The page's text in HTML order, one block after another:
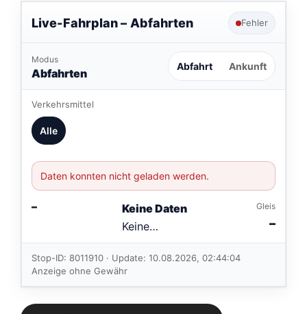
Live-Fahrplan – Abfahrten Fehler
Modus
Abfahrten Abfahrt Ankunft
Verkehrsmittel
Alle
Daten konnten nicht geladen werden.
–
Keine Daten
Keine
Verbindungen
im aktuellen
Feed.
Gleis
–
Stop-ID: 8011910 · Update: 10.08.2026, 02:44:04
Anzeige ohne Gewähr